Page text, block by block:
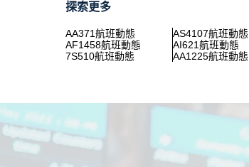
探索更多
AA371航班動態 AS4107航班動態
AF1458航班動態
AI621航班動態
7S510航班動態
AA1225航班動態